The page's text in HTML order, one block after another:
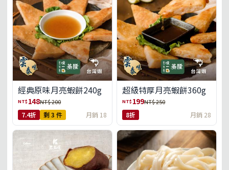
經典原味月亮蝦餅240g
NT$ 148NT$ 200
7.4折 剩 3 件 月銷 18
超級特厚月亮蝦餅360g
NT$ 199NT$ 250
8折 月銷 28